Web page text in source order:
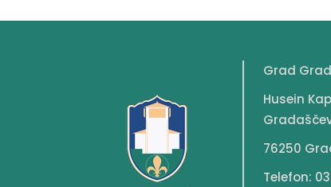
Grad
Husein
76250
Telefon: